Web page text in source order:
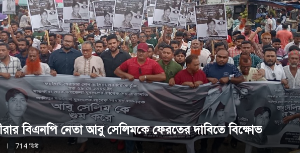
বিএনপি নেতা আবু সেলিমকে ফেরতের দাবিতে বিক্ষোভ
714 ভিউ